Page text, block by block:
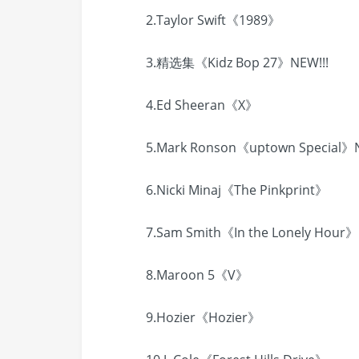
2.Taylor Swift《1989》
3.精选集《Kidz Bop 27》NEW!!!
4.Ed Sheeran《X》
5.Mark Ronson《uptown Special》
6.Nicki Minaj《The Pinkprint》
7.Sam Smith《In the Lonely Hour》
8.Maroon 5《V》
9.Hozier《Hozier》